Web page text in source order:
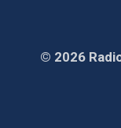
© 2026